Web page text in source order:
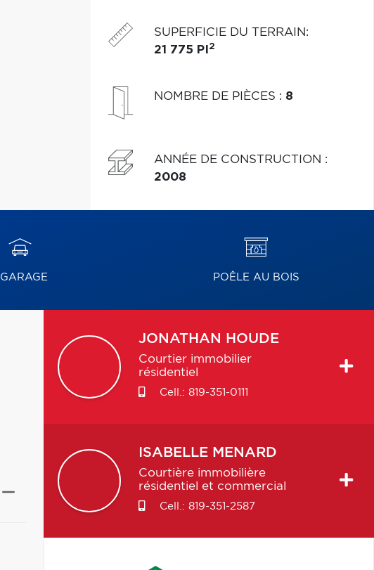
planifier une visite en tout temps!
SUPERFICIE DU TERRAIN:
21 775 PI 2
NOMBRE DE PIÈCES : 8
ANNÉE DE CONSTRUCTION :
2008
GARAGE POÊLE AU BOIS
JONATHAN HOUDE
Courtier immobilier
résidentiel
Cell.: 819-351-0111
ISABELLE MENARD
Courtière immobilière
résidentiel et commercial
Cell.: 819-351-2587